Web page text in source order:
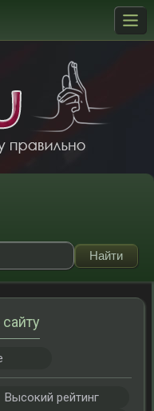
Высокий рейтинг